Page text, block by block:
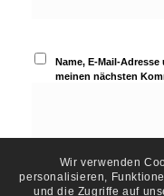
Name, E-Mail-
meinen nächsten
Wir verwenden
personalisieren,
und die Zugriffe auf